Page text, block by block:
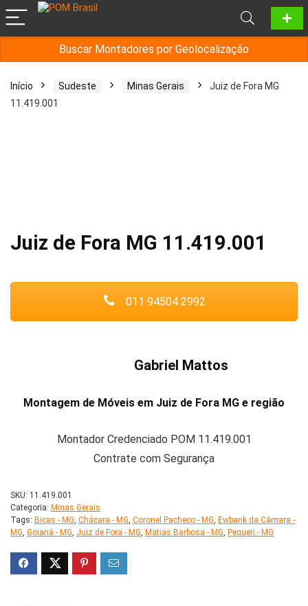
Buscar Montadores por Geolocalização
Início Sudeste Minas Gerais
Juiz de Fora MG
11.419.001
Juiz de Fora MG 11.419.001
011 94504 2992
Gabriel Mattos
Montagem de Móveis em Juiz de Fora MG e região
Montador Credenciado POM 11.419.001
Contrate com Segurança
SKU: 11.419.001
Categoria: Minas Gerais
Tags: Bicas - MG, Chácara - MG, Coronel Pacheco - MG, Ewbank da Câmara -
MG, Goianá - MG, Juiz de Fora - MG, Matias Barbosa - MG, Pequeri - MG